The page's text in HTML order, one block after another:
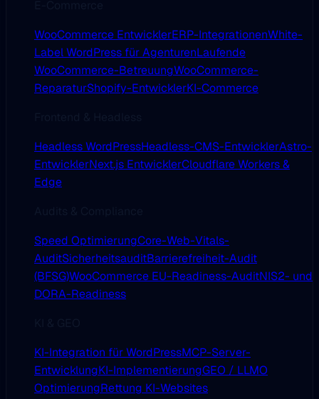
WooCommerce EntwicklerERP-IntegrationenWhite-
Label WordPress für AgenturenLaufende
WooCommerce-BetreuungWooCommerce-
ReparaturShopify-EntwicklerKI-Commerce
Headless WordPressHeadless-CMS-EntwicklerAstro-
EntwicklerNext.js EntwicklerCloudflare Workers &
Edge
Speed OptimierungCore-Web-Vitals-
AuditSicherheitsauditBarrierefreiheit-Audit
(BFSG)WooCommerce EU-Readiness-AuditNIS2- und
DORA-Readiness
KI-Integration für WordPressMCP-Server-
EntwicklungKI-ImplementierungGEO / LLMO
OptimierungRettung KI-Websites